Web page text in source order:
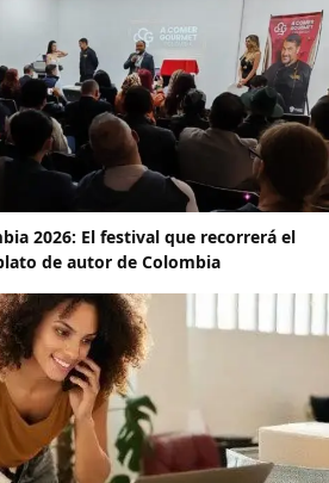
2026: El festival que recorrerá el
de autor de Colombia